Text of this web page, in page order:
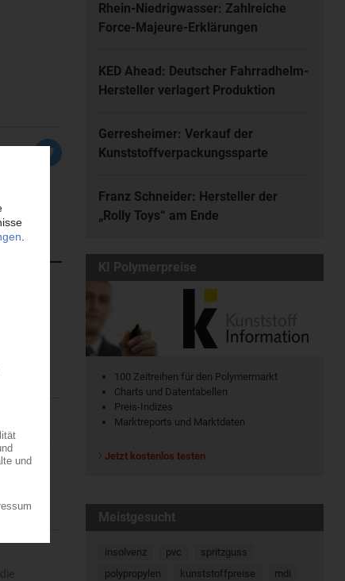
Dort...
Rhein-Niedrigwasser: Zahlreiche
Force-Majeure-Erklärungen
KED Ahead: Deutscher Fahrradhelm-
Hersteller verlagert Produktion
Gerresheimer: Verkauf der
Kunststoffverpackungssparte
Franz Schneider: Hersteller der
„Rolly Toys“ am Ende
KI Polymerpreise
100 Zeitreihen für den Polymermarkt
Charts und Datentabellen
Preis-Indizes
Marktreports und Marktdaten
Jetzt kostenlos testen
Meistgesucht
insolvenz pvc
spritzguss
polypropylen
kunststoffpreise
mdi